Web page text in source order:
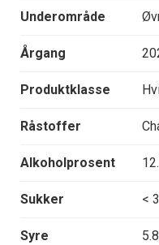
Underområde
Årgang
Produktklasse
Råstoffer
Alkoholprosent
Sukker <
Syre